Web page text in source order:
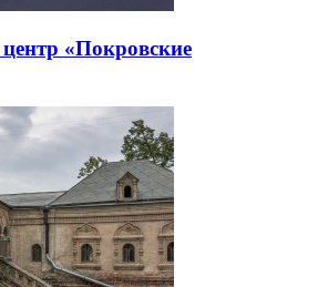
«Покровские